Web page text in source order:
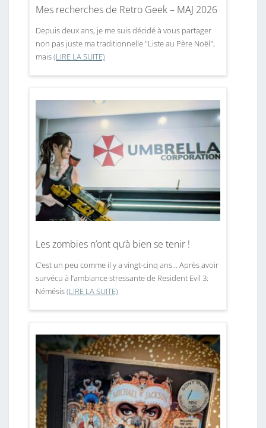
Mes recherches de Retro Geek – MAJ 2026
Depuis deux ans, je me suis décidé à vous partager
non pas juste ma traditionnelle "Liste au Père Noël",
mais(LIRE LA SUITE)
Les zombies n’ont qu’à bien se tenir !
C’est un peu comme il y a vingt-cinq ans… Après avoir
survécu à l’ambiance stressante de Resident Evil 3:
Némésis(LIRE LA SUITE)